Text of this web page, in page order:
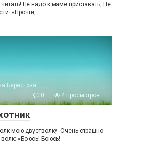
Не надо к маме приставать, Не
«Прочти,
Берестова
0
4 просмотров
мою двустволку. Очень страшно
волк: «Боюсь! Боюсь!